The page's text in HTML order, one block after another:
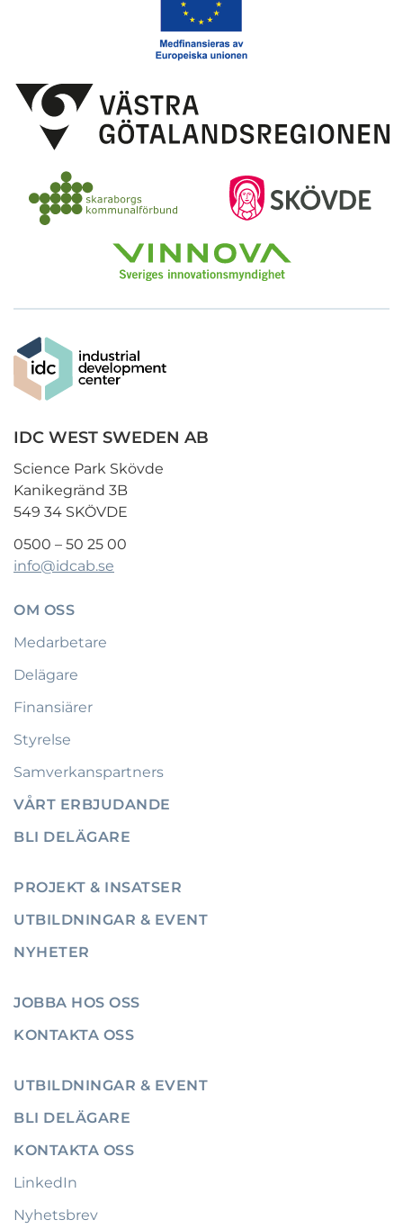
IDC WEST SWEDEN AB
Science Park Skövde
Kanikegränd 3B
549 34 SKÖVDE
0500 – 50 25 00
info@idcab.se
OM OSS
Medarbetare
Delägare
Finansiärer
Styrelse
Samverkanspartners
VÅRT ERBJUDANDE
BLI DELÄGARE
PROJEKT & INSATSER
UTBILDNINGAR & EVENT
NYHETER
JOBBA HOS OSS
KONTAKTA OSS
UTBILDNINGAR & EVENT
BLI DELÄGARE
KONTAKTA OSS
LinkedIn
Nyhetsbrev